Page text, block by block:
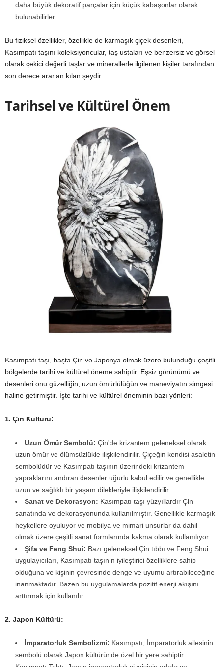
daha büyük dekoratif parçalar için küçük kabaşonlar olarak
bulunabilirler.
Bu fiziksel özellikler, özellikle de karmaşık çiçek desenleri,
Kasımpatı taşını koleksiyoncular, taş ustaları ve benzersiz ve görsel
olarak çekici değerli taşlar ve minerallerle ilgilenen kişiler tarafından
son derece aranan kılan şeydir.
Tarihsel ve Kültürel Önem
Kasımpatı taşı, başta Çin ve Japonya olmak üzere bulunduğu çeşitli
bölgelerde tarihi ve kültürel öneme sahiptir. Eşsiz görünümü ve
desenleri onu güzelliğin, uzun ömürlülüğün ve maneviyatın simgesi
haline getirmiştir. İşte tarihi ve kültürel öneminin bazı yönleri:
1. Çin Kültürü:
Uzun Ömür Sembolü: Çin'de krizantem geleneksel olarak
uzun ömür ve ölümsüzlükle ilişkilendirilir. Çiçeğin kendisi asaletin
sembolüdür ve Kasımpatı taşının üzerindeki krizantem
yapraklarını andıran desenler uğurlu kabul edilir ve genellikle
uzun ve sağlıklı bir yaşam dilekleriyle ilişkilendirilir.
Sanat ve Dekorasyon: Kasımpatı taşı yüzyıllardır Çin
sanatında ve dekorasyonunda kullanılmıştır. Genellikle karmaşık
heykellere oyuluyor ve mobilya ve mimari unsurlar da dahil
olmak üzere çeşitli sanat formlarında kakma olarak kullanılıyor.
Şifa ve Feng Shui: Bazı geleneksel Çin tıbbı ve Feng Shui
uygulayıcıları, Kasımpatı taşının iyileştirici özelliklere sahip
olduğuna ve kişinin çevresinde denge ve uyumu artırabileceğine
inanmaktadır. Bazen bu uygulamalarda pozitif enerji akışını
arttırmak için kullanılır.
2. Japon Kültürü:
İmparatorluk Sembolizmi: Kasımpatı, İmparatorluk ailesinin
sembolü olarak Japon kültüründe özel bir yere sahiptir.